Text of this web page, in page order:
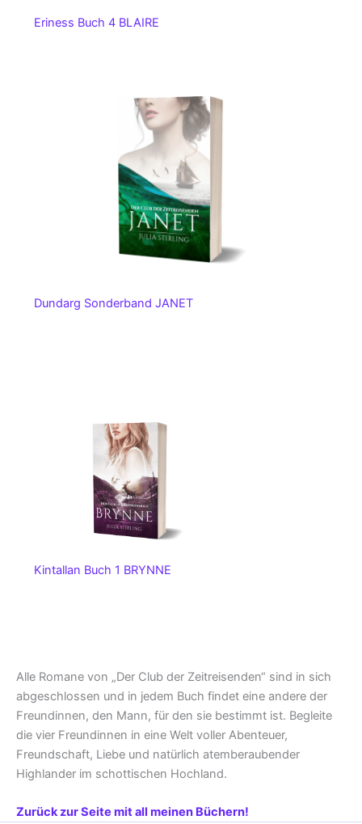
Eriness Buch 4 BLAIRE
Dundarg Sonderband JANET
Kintallan Buch 1 BRYNNE
Alle Romane von „Der Club der Zeitreisenden“ sind in sich
abgeschlossen und in jedem Buch findet eine andere der
Freundinnen, den Mann, für den sie bestimmt ist. Begleite
die vier Freundinnen in eine Welt voller Abenteuer,
Freundschaft, Liebe und natürlich atemberaubender
Highlander im schottischen Hochland.
Zurück zur Seite mit all meinen Büchern!